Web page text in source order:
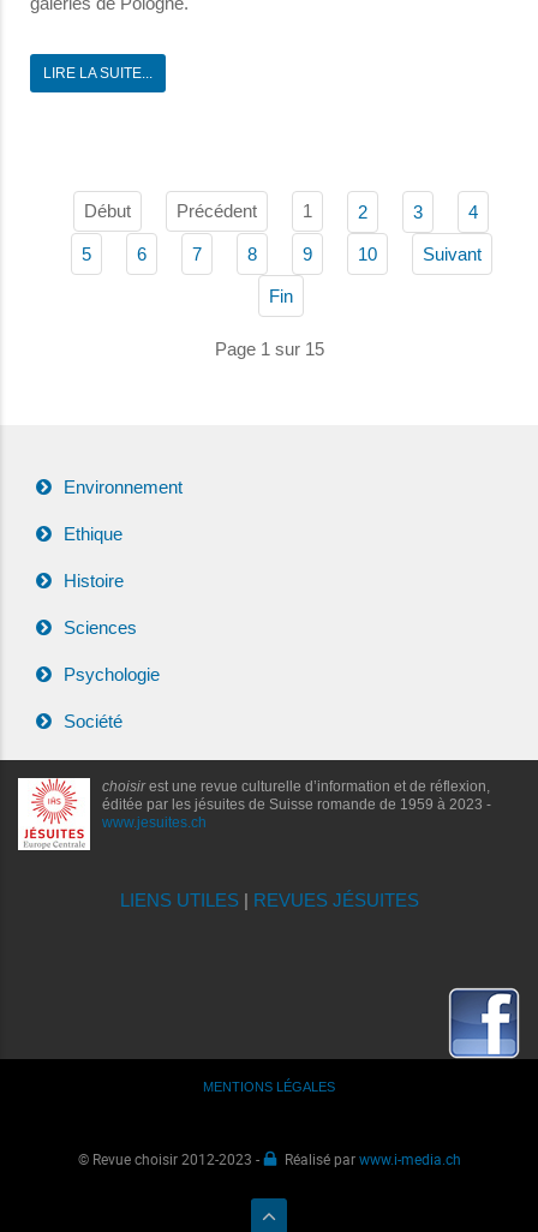
LIRE LA SUITE...
Début Précédent 1 2 3 4
5 6 7 8 9 10 Suivant
Fin
Page 1 sur 15
Environnement
Ethique
Histoire
Sciences
Psychologie
Société
choisirest une revue culturelle d’information et de réflexion,
éditée par les jésuites de Suisse romande de 1959 à 2023 -
www.jesuites.ch
LIENS UTILES| REVUES JÉSUITES
MENTIONS LÉGALES
© Revue choisir 2012-2023 - Réalisé parwww.i-media.ch